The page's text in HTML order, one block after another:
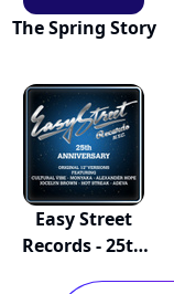
The Spring Story
Easy Street
Records - 25th